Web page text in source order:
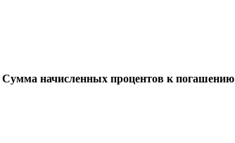
Сумма начисленных процентов к погашению